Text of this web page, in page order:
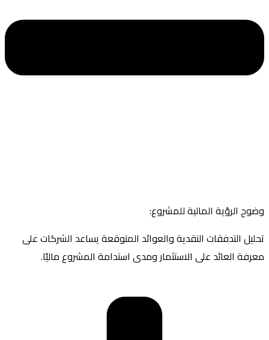
وضوح الرؤية المالية للمشروع:
تحليل التدفقات النقدية والعوائد المتوقعة يساعد الشركات على
معرفة العائد على الاستثمار ومدى استدامة المشروع ماليًا.